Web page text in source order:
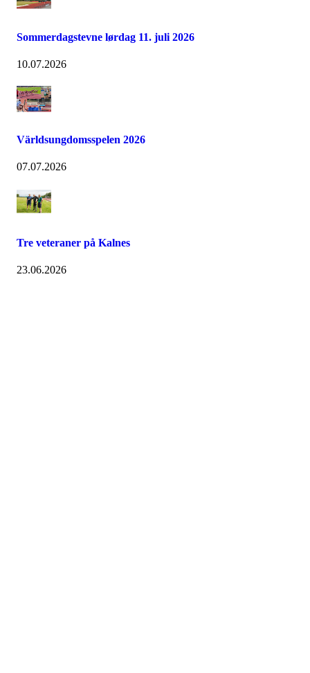
Sommerdagstevne lørdag 11. juli 2026
10.07.2026
Världsungdomsspelen 2026
07.07.2026
Tre veteraner på Kalnes
23.06.2026